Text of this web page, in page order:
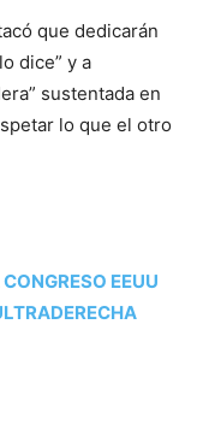
que dedicarán
dice” y a
sustentada en
lo que el otro
EEUU